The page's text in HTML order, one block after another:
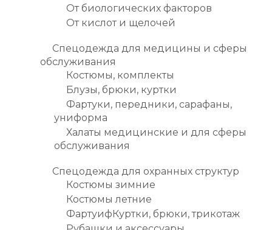
От биологических факторов
От кислот и щелочей
Спецодежда для медицины и сферы
обслуживания
Костюмы, комплекты
Блузы, брюки, куртки
Фартуки, передники, сарафаны,
униформа
Халаты медицинские и для сферы
обслуживания
Спецодежда для охранных структур
Костюмы зимние
Костюмы летние
ФартуифКуртки, брюки, трикотаж